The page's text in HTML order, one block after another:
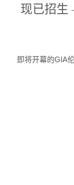
现已招生
即将开幕的GIA